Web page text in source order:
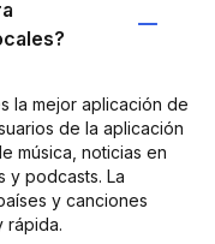
la mejor aplicación de
de la aplicación
música, noticias en
y podcasts. La
y canciones
rápida.